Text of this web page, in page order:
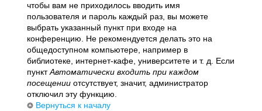
чтобы вам не приходилось вводить имя
пользователя и пароль каждый раз, вы можете
выбрать указанный пункт при входе на
конференцию. Не рекомендуется делать это на
общедоступном компьютере, например в
библиотеке, интернет-кафе, университете и т. д. Если
пунктАвтоматически входить при каждом
посещении отсутствует, значит, администратор
отключил эту функцию.
Вернуться к началу